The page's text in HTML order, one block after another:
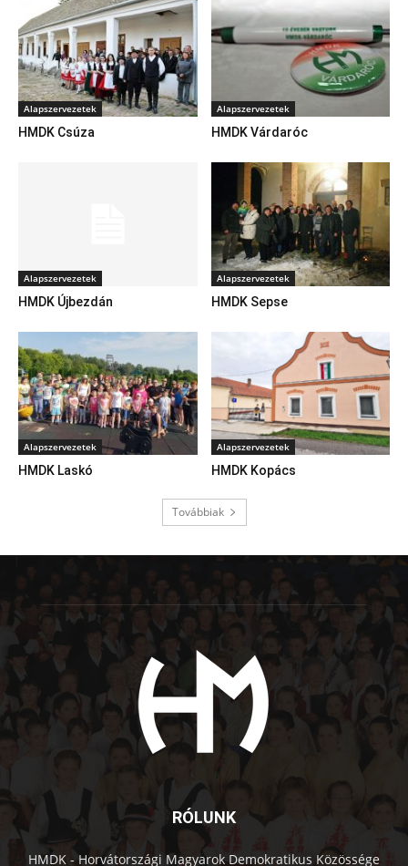
Alapszervezetek
HMDK Csúza
Alapszervezetek
HMDK Várdaróc
Alapszervezetek
HMDK Újbezdán
Alapszervezetek
HMDK Sepse
Alapszervezetek
HMDK Laskó
Alapszervezetek
HMDK Kopács
Továbbiak
RÓLUNK
HMDK - Horvátországi Magyarok Demokratikus Közössége